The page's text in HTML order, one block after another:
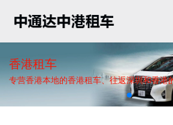
香港租车
专营香港本地的香港租车、往返深圳和香港